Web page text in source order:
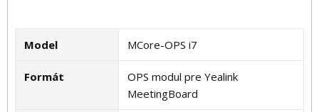
Model MCore-OPS i7
Formát
OPS modul pre Yealink
MeetingBoard